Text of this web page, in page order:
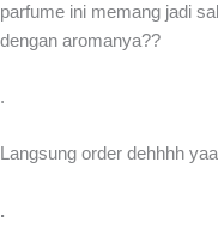
parfume ini memang jadi
dengan aromanya??
.
Langsung order dehhhh
.